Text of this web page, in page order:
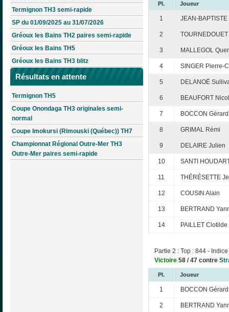
Termignon TH3 semi-rapide
SP du 01/09/2025 au 31/07/2026
Gréoux les Bains TH2 paires semi-rapide
Gréoux les Bains TH5
Gréoux les Bains TH3 blitz
Résultats en attente
Termignon TH5
Coupe Onondaga TH3 originales semi-
normal
Coupe Imokursi (Rimouski (Québec)) TH7
Championnat Régional Outre-Mer TH3
Outre-Mer paires semi-rapide
Pl. Joueur
1 JEAN-
2
3 MALLEGOL
4 SINGER Pierre-
5 DELANOË
6 BEAUFORT
7 BOCCON Gérard
8 GRIMAL Rémi
9 DELAIRE Julien
10 SANTI
11 THÉRÉSETTE
12 COUSIN Alain
13 BERTRAND
14 PAILLET Clotilde
Partie 2 : Top : 844 -
Victoire 58 / 47 contre
Pl. Joueur
1 BOCCON Gérard
2 BERTRAND